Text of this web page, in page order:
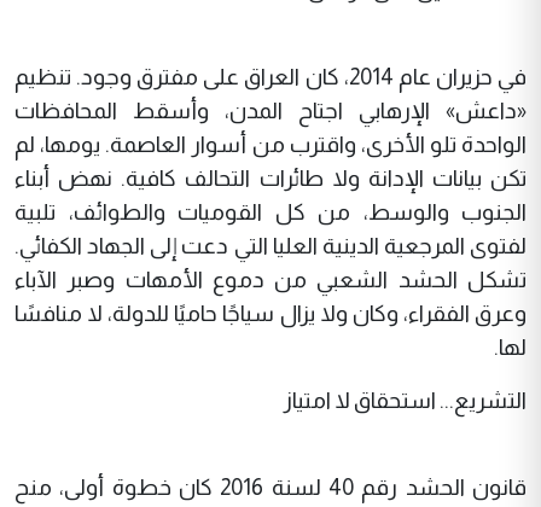
في حزيران عام 2014، كان العراق على مفترق وجود. تنظيم
«داعش» الإرهابي اجتاح المدن، وأسقط المحافظات
الواحدة تلو الأخرى، واقترب من أسوار العاصمة. يومها، لم
تكن بيانات الإدانة ولا طائرات التحالف كافية. نهض أبناء
الجنوب والوسط، من كل القوميات والطوائف، تلبية
لفتوى المرجعية الدينية العليا التي دعت إلى الجهاد الكفائي.
تشكل الحشد الشعبي من دموع الأمهات وصبر الآباء
وعرق الفقراء، وكان ولا يزال سياجًا حاميًا للدولة، لا منافسًا
لها.
التشريع... استحقاق لا امتياز
قانون الحشد رقم 40 لسنة 2016 كان خطوة أولى، منح